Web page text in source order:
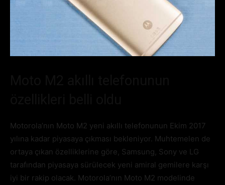
Motorola’nın Moto M2 yeni akıllı telefonunun Ekim 2017
yılına kadar piyasaya çıkması bekleniyor. Muhtemelen de
ortaya çıkan özelliklerine göre, Samsung, Sony ve LG
tarafından piyasaya sürülecek yeni amiral gemilere karşı
iyi bir rakip olacak. Motorola’nın Moto M2 modelinde